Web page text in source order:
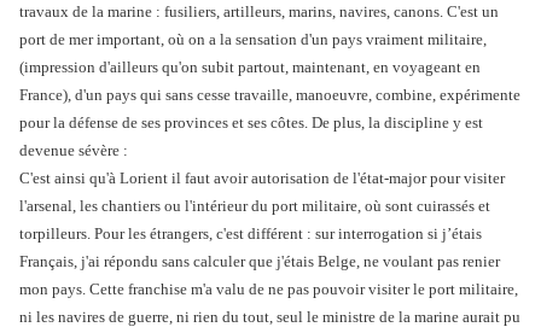
travaux de la marine : fusiliers, artilleurs, marins, navires, canons. C'est un
port de mer important, où on a la sensation d'un pays vraiment militaire,
(impression d'ailleurs qu'on subit partout, maintenant, en voyageant en
France), d'un pays qui sans cesse travaille, manoeuvre, combine, expérimente
pour la défense de ses provinces et ses côtes. De plus, la discipline y est
devenue sévère :
C'est ainsi qu'à Lorient il faut avoir autorisation de l'état-major pour visiter
l'arsenal, les chantiers ou l'intérieur du port militaire, où sont cuirassés et
torpilleurs. Pour les étrangers, c'est différent : sur interrogation si j’étais
Français, j'ai répondu sans calculer que j'étais Belge, ne voulant pas renier
mon pays. Cette franchise m'a valu de ne pas pouvoir visiter le port militaire,
ni les navires de guerre, ni rien du tout, seul le ministre de la marine aurait pu